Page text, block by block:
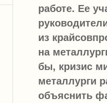
работе. Ее
из
на
бы, кризис
металлурги
объяснить